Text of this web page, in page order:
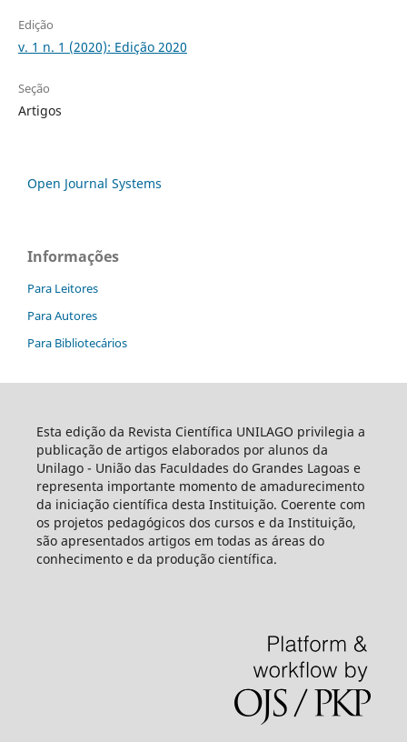
Edição
v. 1 n. 1 (2020): Edição 2020
Seção
Artigos
Open Journal Systems
Informações
Para Leitores
Para Autores
Para Bibliotecários
Esta edição da Revista Científica UNILAGO privilegia a
publicação de artigos elaborados por alunos da
Unilago - União das Faculdades do Grandes Lagoas e
representa importante momento de amadurecimento
da iniciação científica desta Instituição. Coerente com
os projetos pedagógicos dos cursos e da Instituição,
são apresentados artigos em todas as áreas do
conhecimento e da produção científica.